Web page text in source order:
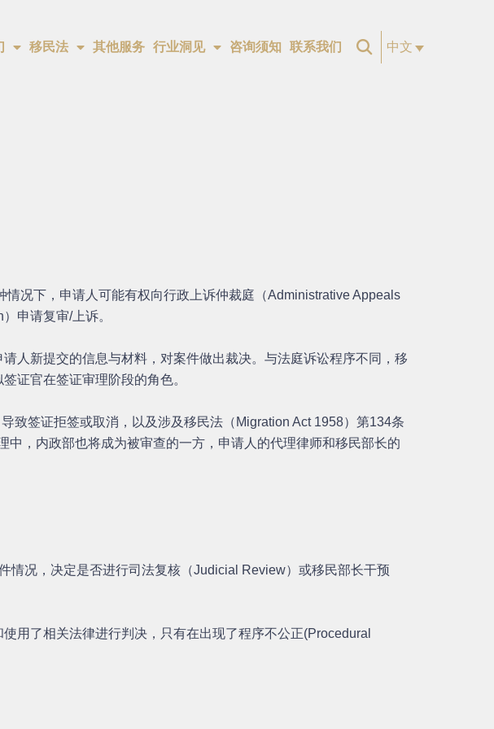
移民法 其他服务 行业洞见 咨询须知 联系我们 中文
况下，申请人可能有权向行政上诉仲裁庭（Administrative Appeals
申请复审/上诉。
人新提交的信息与材料，对案件做出裁决。与法庭诉讼程序不同，移
证官在签证审理阶段的角色。
致签证拒签或取消，以及涉及移民法（Migration Act 1958）第134条
，内政部也将成为被审查的一方，申请人的代理律师和移民部长的
情况，决定是否进行司法复核（Judicial Review）或移民部长干预
用了相关法律进行判决，只有在出现了程序不公正(Procedural